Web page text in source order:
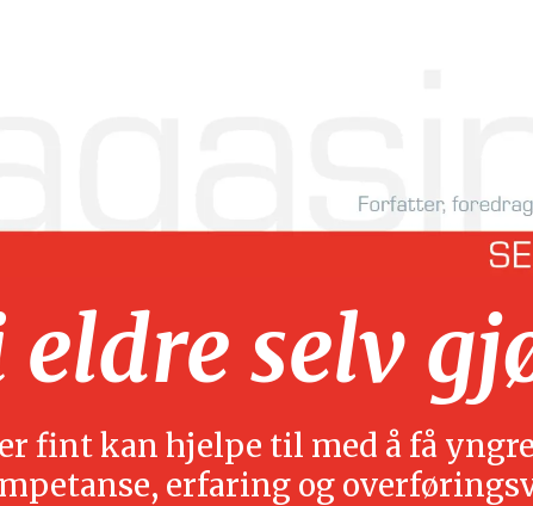
selv
fint kan hjelpe til med å få
erfaring og